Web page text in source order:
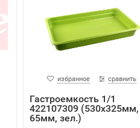
избранное сравнить
Гастроемкость 1/1
422107309 (530x325мм,
65мм, зел.)